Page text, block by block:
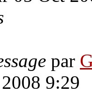
par
9:29